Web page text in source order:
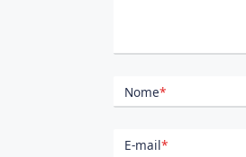
Nome*
E-mail*